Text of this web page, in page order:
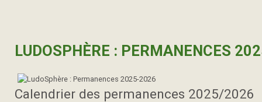
LUDOSPHÈRE : PERMANENCES
Calendrier des permanences 2025/2026